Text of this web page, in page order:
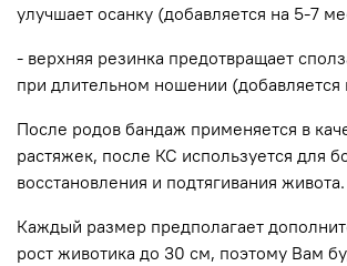
улучшает осанку (добавляется на 5-7
- верхняя резинка предотвращает
при длительном ношении (добавляется
После родов бандаж применяется в
растяжек, после КС используется для
восстановления и подтягивания живота.
Каждый размер предполагает
рост животика до 30 см, поэтому Вам